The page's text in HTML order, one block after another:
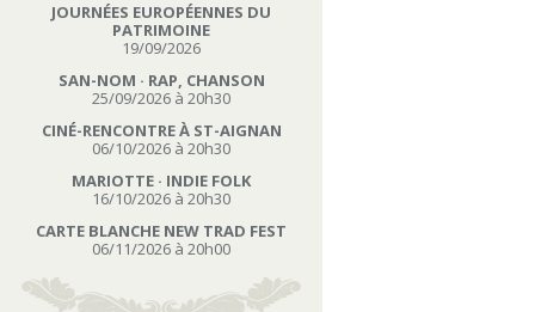
JOURNÉES EUROPÉENNES DU
PATRIMOINE
19/09/2026
SAN-NOM · RAP, CHANSON
25/09/2026 à 20h30
CINÉ-RENCONTRE À ST-AIGNAN
06/10/2026 à 20h30
MARIOTTE · INDIE FOLK
16/10/2026 à 20h30
CARTE BLANCHE NEW TRAD FEST
06/11/2026 à 20h00